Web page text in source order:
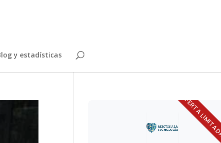
y estadísticas
OFERTA